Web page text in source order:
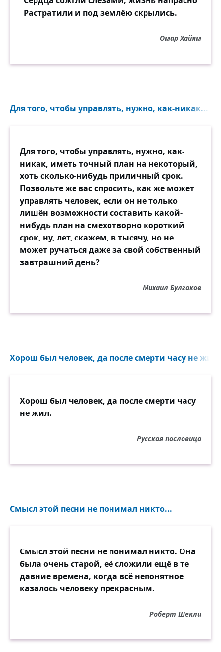
Растратили и под землёю скрылись.
Омар Хайям
Для того, чтобы управлять, нужно, как-никак...
Для того, чтобы управлять, нужно, как-
никак, иметь точный план на некоторый,
хоть сколько-нибудь приличный срок.
Позвольте же вас спросить, как же может
управлять человек, если он не только
лишён возможности составить какой-
нибудь план на смехотворно короткий
срок, ну, лет, скажем, в тысячу, но не
может ручаться даже за свой собственный
завтрашний день?
Михаил Булгаков
Хорош был человек, да после смерти часу не
Хорош был человек, да после смерти часу
не жил.
Русская пословица
Смысл этой песни не понимал никто...
Смысл этой песни не понимал никто. Она
была очень старой, её сложили ещё в те
давние времена, когда всё непонятное
казалось человеку прекрасным.
Роберт Шекли